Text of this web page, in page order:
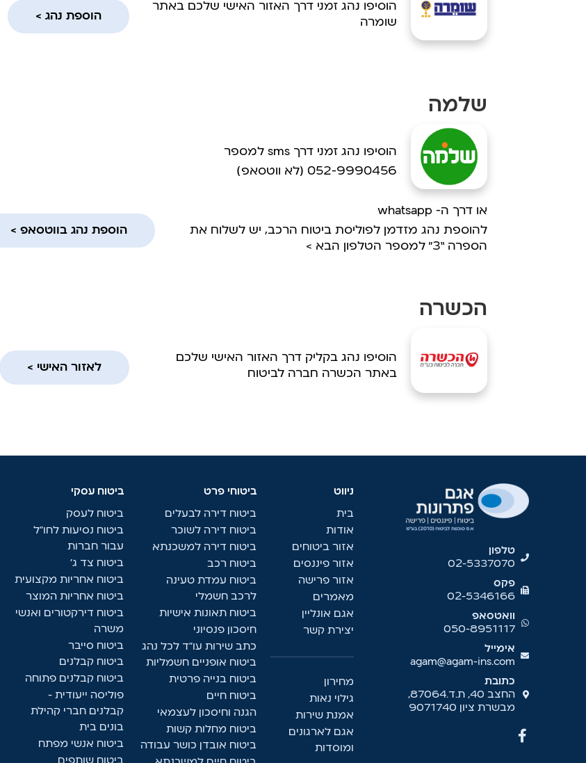
הוסיפו נהג זמני דרך האזור האישי שלכם באתר
שומרה
הוספת נהג >
שלמה
הוסיפו נהג זמני דרך sms למספר
052-9990456 (לא ווטסאפ)
או דרך ה- whatsapp
להוספת נהג מזדמן לפוליסת ביטוח הרכב, יש לשלוח את
הספרה “3” למספר הטלפון הבא >
הוספת נהג בווטסאפ >
הכשרה
הוסיפו נהג בקליק דרך האזור האישי שלכם
באתר הכשרה חברה לביטוח
לאזור האישי >
טלפון
02-5337070
פקס
02-5346166
וואטסאפ
050-8951117
אימייל
agam@agam-ins.com
כתובת
החצב 40, ת.ד.87064,
מבשרת ציון 9071740
ניווט
בית
אודות
אזור ביטוחים
אזור פיננסים
אזור פרישה
מאמרים
אגם אונליין
יצירת קשר
מחירון
גילוי נאות
אמנת שירות
אגם לארגונים
ומוסדות
ביטוחי פרט
ביטוח דירה לבעלים
ביטוח דירה לשוכר
ביטוח דירה למשכנתא
ביטוח רכב
ביטוח עמדת טעינה
לרכב חשמלי
ביטוח תאונות אישיות
חיסכון פנסיוני
כתב שירות עו"ד לכל נהג
ביטוח אופניים חשמליות
ביטוח בנייה פרטית
ביטוח חיים
הגנה וחיסכון לעצמאי
ביטוח מחלות קשות
ביטוח אובדן כושר עבודה
ביטוח עסקי
ביטוח לעסק
ביטוח נסיעות לחו"ל
עבור חברות
ביטוח צד ג'
ביטוח אחריות מקצועית
ביטוח אחריות המוצר
ביטוח דירקטורים ואנשי
משרה
ביטוח סייבר
ביטוח קבלנים
ביטוח קבלנים פתוחה
פוליסה ייעודית -
קבלנים חברי קהילת
בונים בית
ביטוח אנשי מפתח
ביטוח שותפים